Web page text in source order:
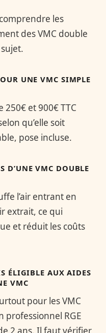
les
des VMC double
UNE VMC SIMPLE
et 900€ TTC
qu’elle soit
pose incluse.
D’UNE VMC DOUBLE
l’air entrant en
extrait, ce qui
et réduit les coûts
ÉLIGIBLE AUX AIDES
VMC
pour les VMC
professionnel RGE
2 ans. Il faut vérifier